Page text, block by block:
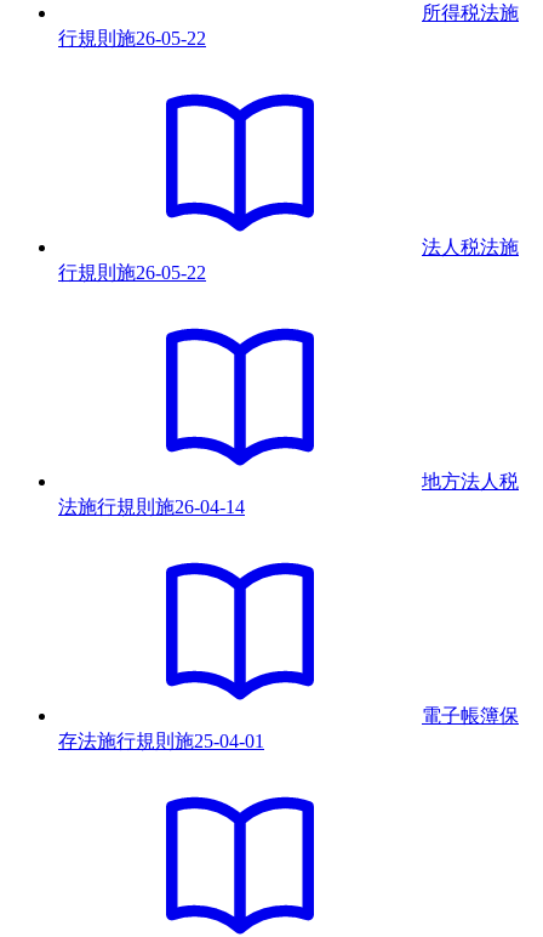
所得税法施
行規則 施26-05-22
法人税法施
行規則 施26-05-22
地方法人税
法施行規則 施26-04-14
電子帳簿保
存法施行規則 施25-04-01